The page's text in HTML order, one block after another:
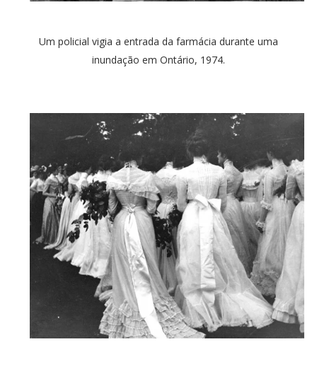
Um policial vigia a entrada da farmácia durante uma
inundação em Ontário, 1974.